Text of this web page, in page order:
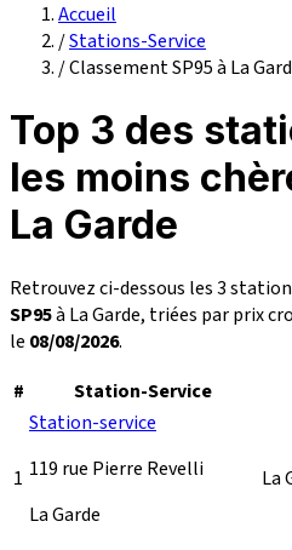
Accueil
/Stations-Service
/Classement SP95 à La
Top 3 des
les moins
La Garde
Retrouvez ci-dessous les 3
SP95à La Garde, triées par prix
le 08/08/2026.
#
Station-Service
1
Station-service
119 rue Pierre Revelli
La Garde
La